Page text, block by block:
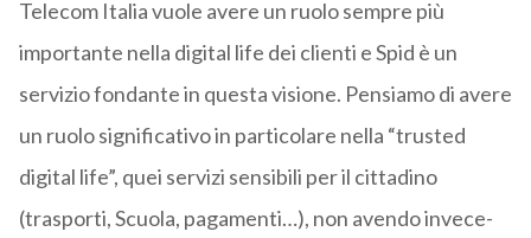
Telecom Italia vuole avere un ruolo sempre più
importante nella digital life dei clienti e Spid è un
servizio fondante in questa visione. Pensiamo di avere
un ruolo significativo in particolare nella “trusted
digital life”, quei servizi sensibili per il cittadino
(trasporti, Scuola, pagamenti…), non avendo invece-